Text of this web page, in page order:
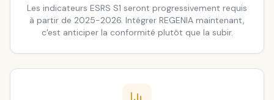
Les indicateurs ESRS S1 seront progressivement requis
à partir de 2025-2026. Intégrer REGENIA maintenant,
c'est anticiper la conformité plutôt que la subir.